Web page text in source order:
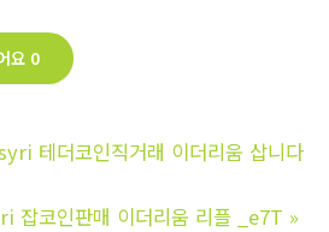
요 0
테더코인직거래 이더리움 삽니다
코인판매 이더리움 리플 _e7T »